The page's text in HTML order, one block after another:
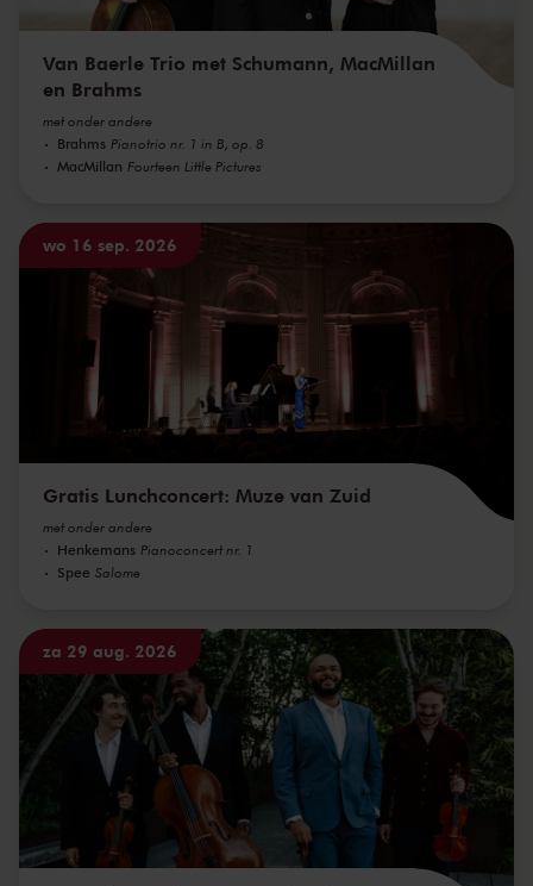
Van Baerle Trio met Schumann, MacMillan
en Brahms
met onder andere
Brahms Pianotrio nr. 1 in B, op. 8
MacMillan Fourteen Little Pictures
wo 16 sep. 2026
Gratis Lunchconcert: Muze van Zuid
met onder andere
Henkemans Pianoconcert nr. 1
Spee Salome
za 29 aug. 2026